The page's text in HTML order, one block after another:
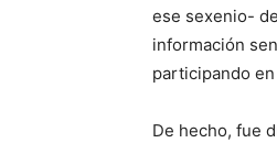
ese sexenio-
información
participando
De hecho, fue